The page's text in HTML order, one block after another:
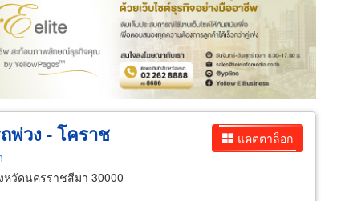
แคตตาล็อก
พ่วง - โคราช
หวัดนครราชสีมา 30000